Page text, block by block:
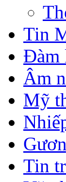
Tin
Đàm
Âm
Mỹ
Tin